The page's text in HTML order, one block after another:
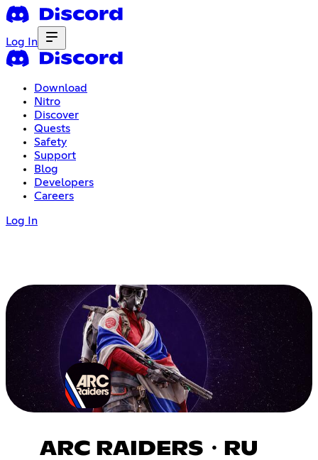
Log In
Download
Nitro
Discover
Quests
Safety
Support
Blog
Developers
Careers
Log In
ARC RAIDERS・RU